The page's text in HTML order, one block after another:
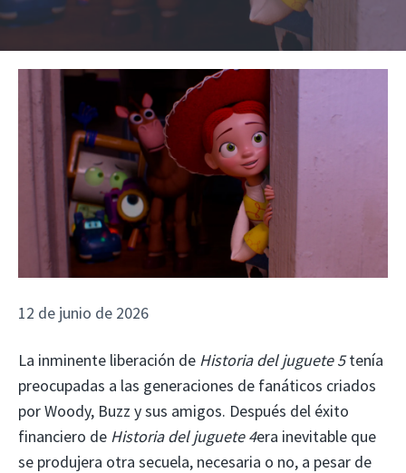
12 de junio de 2026
La inminente liberación de Historia del juguete 5tenía
preocupadas a las generaciones de fanáticos criados
por Woody, Buzz y sus amigos. Después del éxito
financiero de Historia del juguete 4era inevitable que
se produjera otra secuela, necesaria o no, a pesar de